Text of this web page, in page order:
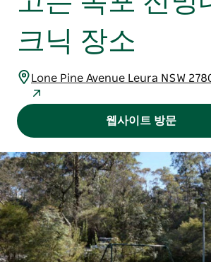
크닉 장소
Lone Pine Avenue Leura NSW
웹사이트 방문